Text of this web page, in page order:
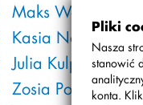
Pliki
Nasza
stanowić
konta.
Maks Warych
Kasia
Julia Kulpa
My
Zosia Popławska